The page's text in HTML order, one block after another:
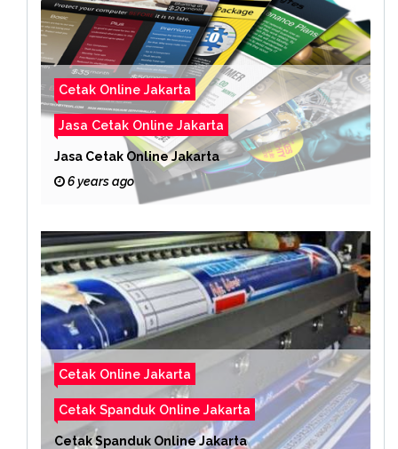
Cetak Online Jakarta
Jasa Cetak Online Jakarta
Jasa Cetak Online Jakarta
6 years ago
Cetak Online Jakarta
Cetak Spanduk Online Jakarta
Cetak Spanduk Online Jakarta